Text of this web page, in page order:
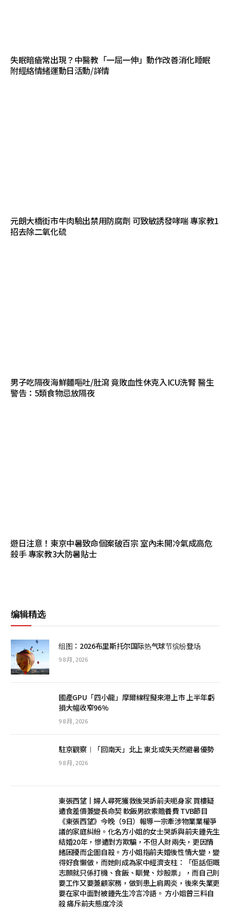
失眠暗瘡常出現？中醫教「一屈一伸」動作改善消化睡眠
附經絡情緒運動日活動/詳情
元朗大橋街市牛肉驗出禁用防腐劑 可致敏誘發哮喘 專家教1
招去除二氧化硫
男子吃隔夜海鮮麵嘔吐/肚瀉 竟敗血性休克入ICU洗腎 醫生
警告：5類食物忌放隔夜
遊日注意！東京中暑致命個案破百宗 室內未開冷氣成高危
殺手 專家教3大防暑貼士
编辑精选
组图：2026布里斯托尔国际热气球节缤纷登场
9 8 月, 2026
國產GPU「四小龍」摩爾線程擬來港上市 上半年虧
損大幅收窄96%
9 8 月, 2026
駐京觀察︱「回南天」北上 東北或失天然避暑優勢
9 8 月, 2026
東張西望丨婦人尋死獲救後哭訴前夫呃身家 買樓疑
遭食差價兼變長命契 軟飯男欲索贍養費 TVB節目
《東張西望》今晚（9日）報導一宗牽涉物業業權爭
議的家庭糾紛。化名方小姐的女士哭訴與前夫鍾先生
結婚20年，慘遭對方欺騙，不但人財兩失，更因情
緒困擾而企圖自殺。方小姐指前夫婚後性情大變，變
得好食懶做，而她則成為家中經濟支柱：「佢話佢嘅
志願就只係打機、食飯、瞓覺、炒股票」，而自己則
要工作又要兼顧家務，做到患上肩周炎，後來失業更
要在家中面對被鍾先生冷言冷語。 方小姐曾三料自
殺 痛斥前夫態度冷淡